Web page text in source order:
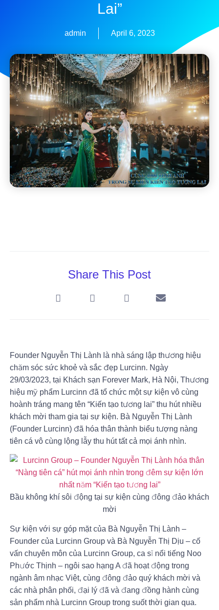
Lai”
admin April 6, 2023
Share This Post
Founder Nguyễn Thị Lành là nhà sáng lập thương hiệu
chăm sóc sức khoẻ và sắc đẹp Lurcinn. Ngày
29/03/2023, tại Khách sạn Forever Mark, Hà Nội, Thương
hiệu mỹ phẩm Lurcinn đã tổ chức một sự kiện vô cùng
hoành tráng mang tên “Kiến tạo tương lai” thu hút nhiều
khách mời tham gia tại sự kiện. Bà Nguyễn Thị Lành
(Founder Lurcinn) đã hóa thân thành biểu tượng nàng
tiên cá vô cùng lộng lẫy thu hút tất cả mọi ánh nhìn.
Bầu không khí sôi động tại sự kiện cùng đông đảo khách
mời
Sự kiện với sự góp mặt của Bà Nguyễn Thị Lành –
Founder của Lurcinn Group và Bà Nguyễn Thị Dịu – cố
vấn chuyên môn của Lurcinn Group, ca sĩ nổi tiếng Noo
Phước Thịnh – ngôi sao hạng A đã hoạt động trong
ngành âm nhạc Việt, cùng đông đảo quý khách mời và
các nhà phân phối, đại lý đã và đang đồng hành cùng
sản phẩm nhà Lurcinn Group trong suốt thời gian qua.